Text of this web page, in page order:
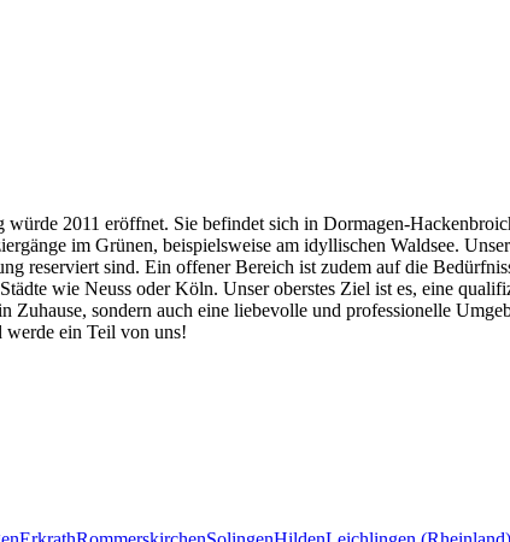
2011 eröffnet. Sie befindet sich in Dormagen-
im Grünen, beispielsweise am idyllischen Waldsee.
reserviert sind. Ein offener Bereich ist zudem auf die
wie Neuss oder Köln. Unser oberstes Ziel ist es, eine
sondern auch eine liebevolle und professionelle
werde ein Teil von uns!